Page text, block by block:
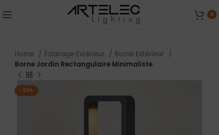
0
Home Éclairage Extérieur
Borne Extérieur
Borne Jardin Rectangulaire Minimaliste
-23%